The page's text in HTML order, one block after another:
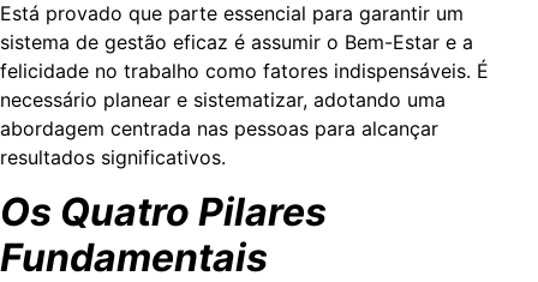
Está provado que parte essencial para garantir um
sistema de gestão eficaz é assumir o Bem-Estar e a
felicidade no trabalho como fatores indispensáveis. É
necessário planear e sistematizar, adotando uma
abordagem centrada nas pessoas para alcançar
resultados significativos.
Os Quatro Pilares
Fundamentais